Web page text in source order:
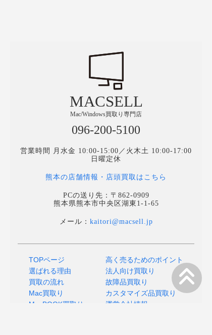
MACSELL
Mac/Windows買取り専門店
096-200-5100
営業時間 月水金 10:00-15:00／火木土 10:00-17:00
日曜定休
熊本の店舗情報・店頭買取はこちら
PCの送り先：〒862-0909
熊本県熊本市中央区湖東1-1-65
メール： kaitori@macsell.jp
TOPページ
選ばれる理由
買取の流れ
Mac買取り
MacBOOK買取り
高く売るためのポイント
法人向け買取り
故障品買取り
カスタマイズ品買取り
運営会社情報